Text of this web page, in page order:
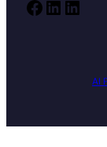
Facebook LinkedIn LinkedIn
AI